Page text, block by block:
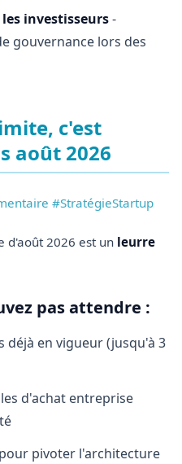
investisseurs-
gouvernance lors des
c'est
août 2026
#StratégieStartup
d'août 2026 est un leurre
pas attendre :
déjà en vigueur (jusqu'à 3
d'achat entreprise
pivoter l'architecture